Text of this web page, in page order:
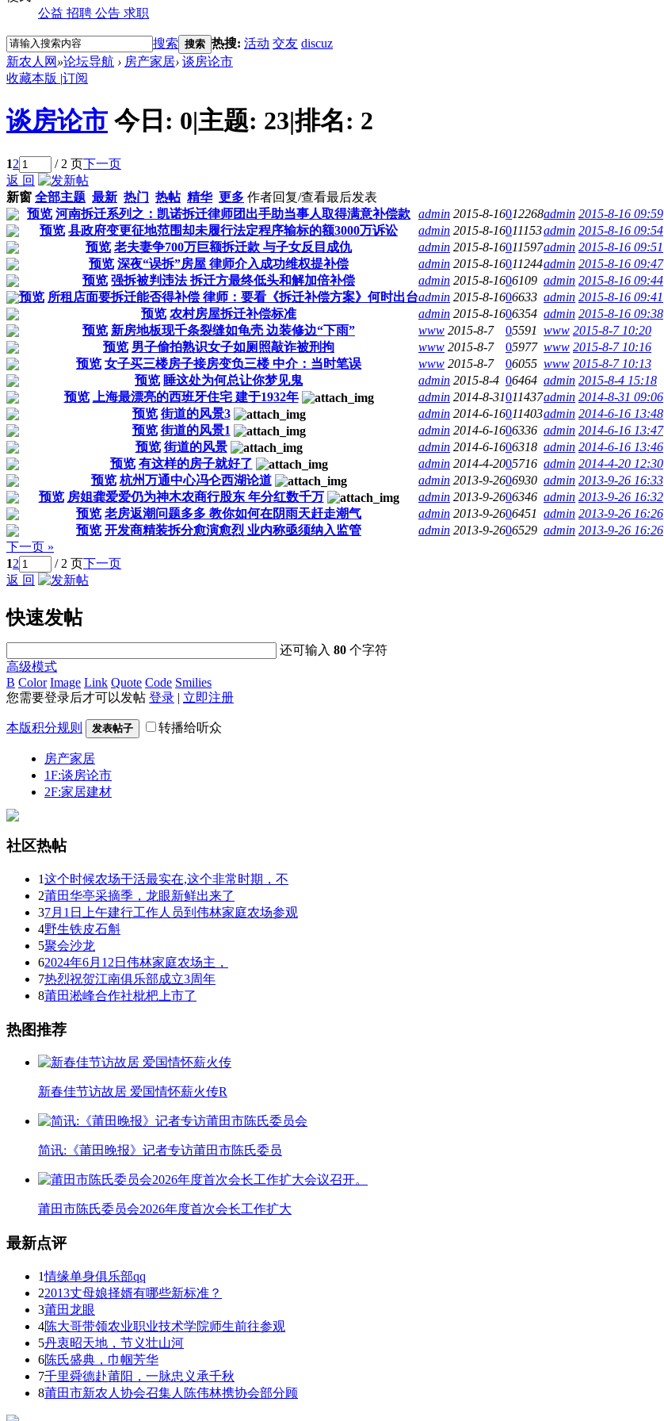
公益 招聘 公告 求职
搜索 搜索 热搜: 活动 交友 discuz
新农人网 »论坛导航 › 房产家居› 谈房论市
收藏本版 |订阅
谈房论市 今日: 0|主题: 23|排名: 2
12 / 2 页下一页
返 回
新窗 全部主题 最新 热门 热帖 精华 更多 作者回复/查看最后发表
预览 河南拆迁系列之：凯诺拆迁律师团出手助当事人取得满意补偿款 admin 2015-8-16012268admin 2015-8-16 09:59
预览 县政府变更征地范围却未履行法定程序输标的额3000万诉讼 admin 2015-8-16011153admin 2015-8-16 09:54
预览 老夫妻争700万巨额拆迁款 与子女反目成仇 admin 2015-8-16011597admin 2015-8-16 09:51
预览 深夜“误拆”房屋 律师介入成功维权提补偿 admin 2015-8-16011244admin 2015-8-16 09:47
预览 强拆被判违法 拆迁方最终低头和解加倍补偿 admin 2015-8-1606109 admin 2015-8-16 09:44
预览 所租店面要拆迁能否得补偿 律师：要看《拆迁补偿方案》何时出台admin 2015-8-1606633 admin 2015-8-16 09:41
预览 农村房屋拆迁补偿标准 admin 2015-8-1606354 admin 2015-8-16 09:38
预览 新房地板现千条裂缝如龟壳 边装修边“下雨” www 2015-8-7 05591 www 2015-8-7 10:20
预览 男子偷拍熟识女子如厕照敲诈被刑拘 www 2015-8-7 05977 www 2015-8-7 10:16
预览 女子买三楼房子接房变负三楼 中介：当时笔误 www 2015-8-7 06055 www 2015-8-7 10:13
预览 睡这处为何总让你梦见鬼 admin 2015-8-4 06464 admin 2015-8-4 15:18
预览
上海最漂亮的西班牙住宅 建于1932年 admin 2014-8-31011437admin 2014-8-31 09:06
预览 街道的风景3 admin 2014-6-16011403admin 2014-6-16 13:48
预览 街道的风景1 admin 2014-6-1606336 admin 2014-6-16 13:47
预览 街道的风景 admin 2014-6-1606318 admin 2014-6-16 13:46
预览 有这样的房子就好了 admin 2014-4-2005716 admin 2014-4-20 12:30
预览 杭州万通中心冯仑西湖论道 admin 2013-9-2606930 admin 2013-9-26 16:33
预览 房姐龚爱爱仍为神木农商行股东 年分红数千万 admin 2013-9-2606346 admin 2013-9-26 16:32
预览 老房返潮问题多多 教你如何在阴雨天赶走潮气 admin 2013-9-2606451 admin 2013-9-26 16:26
预览 开发商精装拆分愈演愈烈 业内称亟须纳入监管 admin 2013-9-2606529 admin 2013-9-26 16:26
下一页 »
12 / 2 页下一页
返 回
快速发帖
还可输入80 个字符
高级模式
B Color Image Link Quote Code Smilies
您需要登录后才可以发帖 登录 | 立即注册
本版积分规则 发表帖子 转播给听众
房产家居
1F:谈房论市
2F:家居建材
社区热帖
1这个时候农场干活最实在,这个非常时期，不
2莆田华亭采摘季，龙眼新鲜出来了
37月1日上午建行工作人员到伟林家庭农场参观
4野生铁皮石斛
5聚会沙龙
62024年6月12日伟林家庭农场主，
7热烈祝贺江南俱乐部成立3周年
8莆田淞峰合作社枇杷上市了
热图推荐
新春佳节访故居 爱国情怀薪火传‌R
简讯:《莆田晚报》记者专访莆田市陈氏委员
莆田市陈氏委员会2026年度首次会长工作扩大
最新点评
1情缘单身俱乐部qq
22013丈母娘择婿有哪些新标准？
3莆田龙眼
4陈大哥带领农业职业技术学院师生前往参观
5丹衷昭天地，节义壮山河
6陈氏盛典，巾帼芳华
7千里舜德赴莆阳，一脉忠义承千秋
8莆田市新农人协会召集人陈伟林携协会部分顾